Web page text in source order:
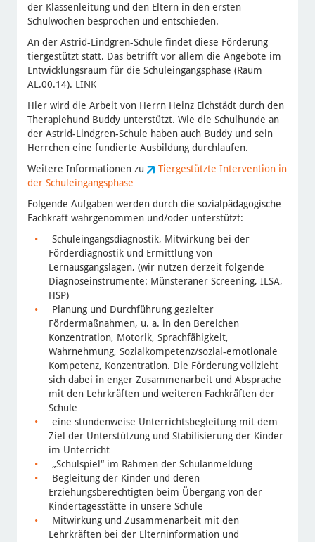
der Klassenleitung und den Eltern in den ersten
Schulwochen besprochen und entschieden.
An der Astrid-Lindgren-Schule findet diese Förderung
tiergestützt statt. Das betrifft vor allem die Angebote im
Entwicklungsraum für die Schuleingangsphase (Raum
AL.00.14). LINK
Hier wird die Arbeit von Herrn Heinz Eichstädt durch den
Therapiehund Buddy unterstützt. Wie die Schulhunde an
der Astrid-Lindgren-Schule haben auch Buddy und sein
Herrchen eine fundierte Ausbildung durchlaufen.
Weitere Informationen zu
Tiergestützte Intervention in
der Schuleingangsphase
Folgende Aufgaben werden durch die sozialpädagogische
Fachkraft wahrgenommen und/oder unterstützt:
Schuleingangsdiagnostik, Mitwirkung bei der
Förderdiagnostik und Ermittlung von
Lernausgangslagen, (wir nutzen derzeit folgende
Diagnoseinstrumente: Münsteraner Screening, ILSA,
HSP)
Planung und Durchführung gezielter
Fördermaßnahmen, u. a. in den Bereichen
Konzentration, Motorik, Sprachfähigkeit,
Wahrnehmung, Sozialkompetenz/sozial-emotionale
Kompetenz, Konzentration. Die Förderung vollzieht
sich dabei in enger Zusammenarbeit und Absprache
mit den Lehrkräften und weiteren Fachkräften der
Schule
eine stundenweise Unterrichtsbegleitung mit dem
Ziel der Unterstützung und Stabilisierung der Kinder
im Unterricht
„Schulspiel“ im Rahmen der Schulanmeldung
Begleitung der Kinder und deren
Erziehungsberechtigten beim Übergang von der
Kindertagesstätte in unsere Schule
Mitwirkung und Zusammenarbeit mit den
Lehrkräften bei der Elterninformation und